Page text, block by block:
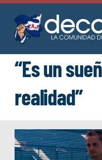
Saltar
contenido
“Es un
realidad”